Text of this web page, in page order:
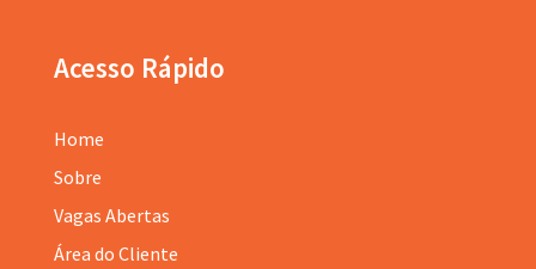
Acesso Rápido
Home
Sobre
Vagas Abertas
Área do Cliente